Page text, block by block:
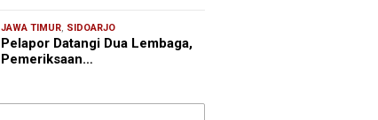
JAWA TIMUR, SIDOARJO
Pelapor Datangi Dua Lembaga,
Pemeriksaan…